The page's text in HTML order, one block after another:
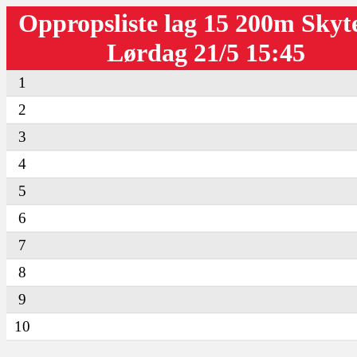
Oppropsliste lag 15 200m
Lørdag 21/5 15:45
1
2
3
4
5
6
7
8
9
10